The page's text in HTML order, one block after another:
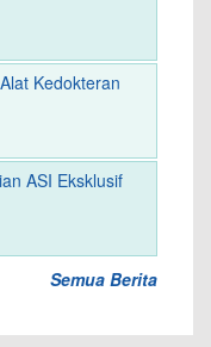
Kedokteran
ASI Eksklusif
Semua Berita